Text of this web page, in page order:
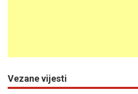
Vezane vijesti